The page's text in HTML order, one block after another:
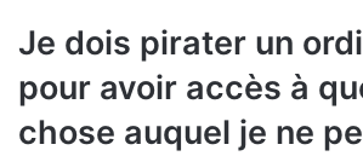
Je dois pirater un
pour avoir accès à
chose auquel je ne